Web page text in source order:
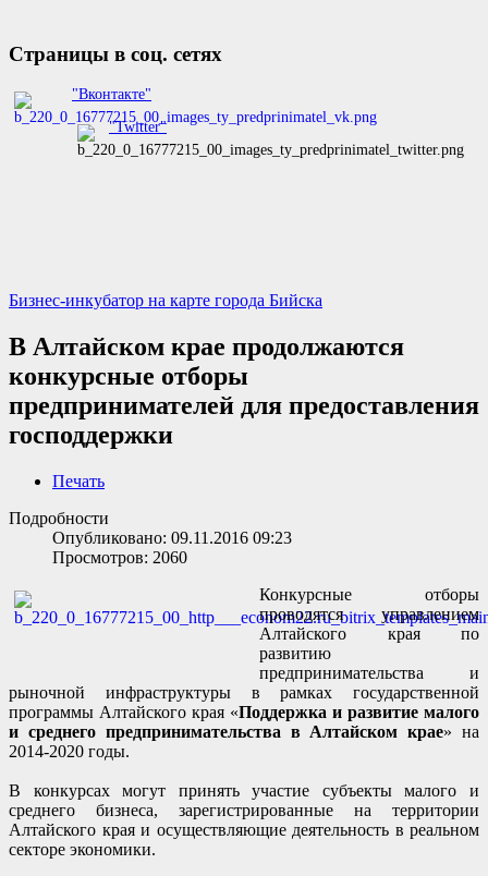
Страницы в соц. сетях
"Вконтакте"
"Twitter"
Бизнес-инкубатор на карте города Бийска
В Алтайском крае продолжаются
конкурсные отборы
предпринимателей для предоставления
господдержки
Печать
Подробности
Опубликовано: 09.11.2016 09:23
Просмотров: 2060
Конкурсные отборы
проводятся управлением
Алтайского края по
развитию
предпринимательства и
рыночной инфраструктуры в рамках государственной
программы Алтайского края «Поддержка и развитие малого
и среднего предпринимательства в Алтайском крае» на
2014-2020 годы.
В конкурсах могут принять участие субъекты малого и
среднего бизнеса, зарегистрированные на территории
Алтайского края и осуществляющие деятельность в реальном
секторе экономики.